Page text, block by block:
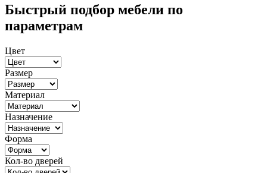
Быстрый подбор мебели по
параметрам
Цвет
Размер
Материал
Назначение
Форма
Кол-во дверей